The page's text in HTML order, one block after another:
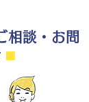
相談・お問
⬛︎